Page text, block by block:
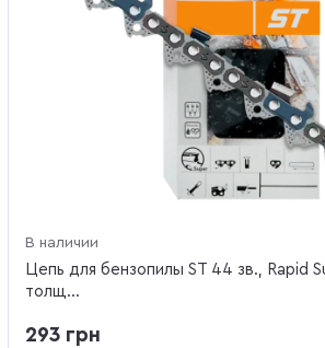
В наличии
Цепь для бензопилы ST 44 зв., Rapid
толщ...
293 грн